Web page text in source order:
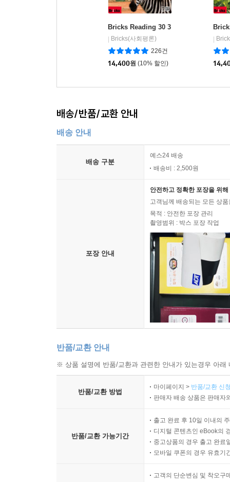
Bricks Reading 30 3
Bricks(사회평론)
226건
14,400원 (10% 할인)
배송/반품/교환 안내
배송 안내
배송 구분
예스24 배송
배송비 : 2,500원
포장 안내
안전하고 정확한 포장을 위
고객님께 배송되는 모든 상
목적 : 안전한 포장 관리
촬영범위 : 박스 포장 작업
반품/교환 안내
※ 상품 설명에 반품/교환과 관련한 안내가 있는경우 아
반품/교환 방법
마이페이지 > 반품/교환 신
판매자 배송 상품은 판매자
반품/교환 가능기간
출고 완료 후 10일 이내의
디지털 콘텐츠인 eBook의
중고상품의 경우 출고 완료
모바일 쿠폰의 경우 유효기
고객의 단순변심 및 착오구